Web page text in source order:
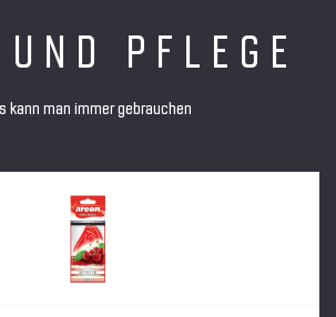
PFLEGE
kann man immer gebrauchen